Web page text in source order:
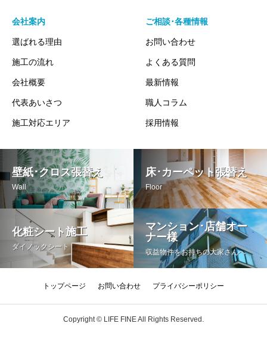
会社案内
選ばれる理由
施工の流れ
会社概要
代表あいさつ
施工対応エリア
ご相談･各種情報
お問い合わせ
よくある質問
最新情報
職人コラム
採用情報
壁紙･クロス張替え
Wall
床･カーペット張替え
Floor
化粧シート施工
ダイノックシート
マンション･店舗オー
ナー様
収益物件をお持ちの大家さんへ
トップページ お問い合わせ プライバシーポリシー
Copyright © LIFE FINE All Rights Reserved.